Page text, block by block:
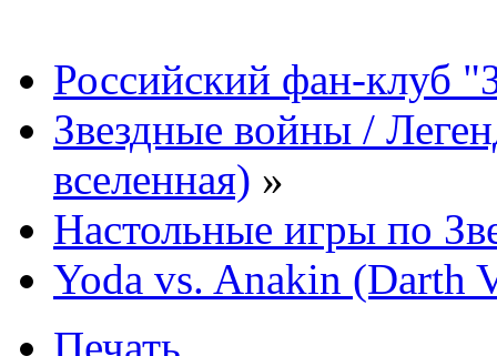
Российский фан-клуб
Звездные войны /
вселенная) »
Настольные игры по
Yoda vs. Anakin (Darth
Печать